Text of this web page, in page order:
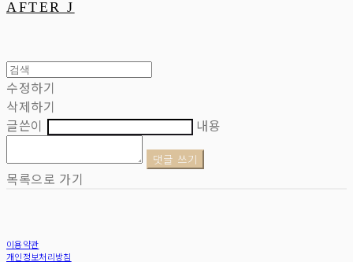
AFTER J
수정하기
삭제하기
글쓴이
내용
댓글 쓰기
목록으로 가기
이용약관
개인정보처리방침